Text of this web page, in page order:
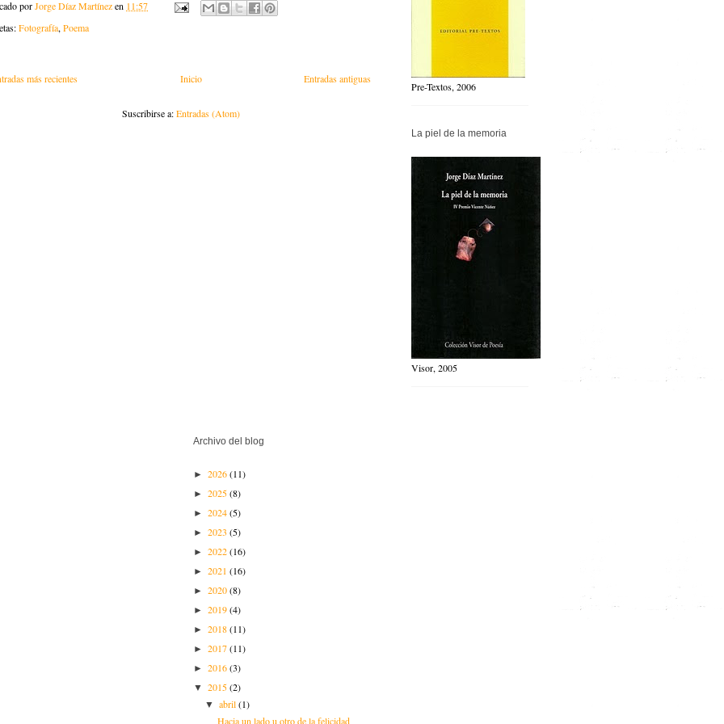
porJorge Díaz Martínezen 11:57
Fotografía, Poema
más recientes Entradas antiguas
Inicio
Suscribirse a:Entradas (Atom)
Pre-Textos, 2006
La piel de la memoria
Visor, 2005
Archivo del blog
► 2026(11)
► 2025(8)
► 2024(5)
► 2023 (5)
► 2022(16)
► 2021 (16)
► 2020(8)
► 2019(4)
► 2018(11)
► 2017(11)
► 2016(3)
▼ 2015(2)
▼abril(1)
Hacia un lado u otro de la felicidad